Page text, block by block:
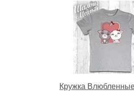
Кружка Влюбленные